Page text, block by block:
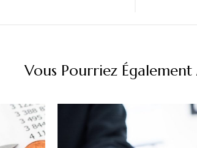
Vous Pourriez Également